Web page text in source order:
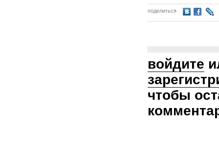
поделиться
войдите
чтобы